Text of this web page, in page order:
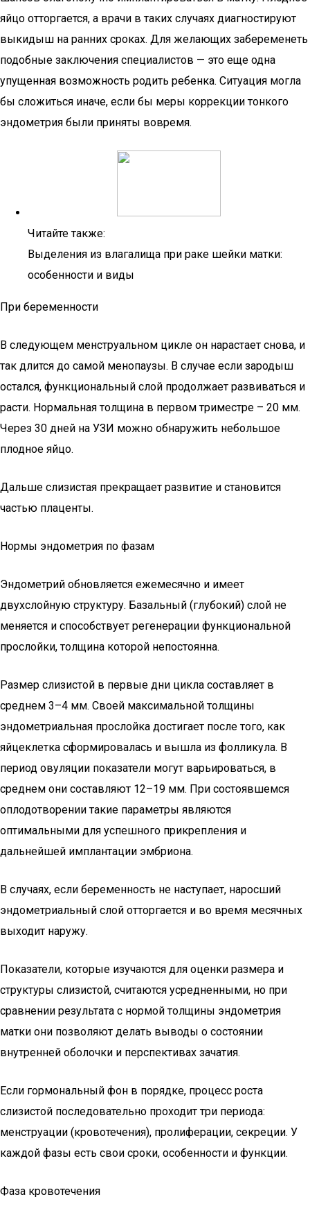
яйцо отторгается, а врачи в таких случаях диагностируют
выкидыш на ранних сроках. Для желающих забеременеть
подобные заключения специалистов — это еще одна
упущенная возможность родить ребенка. Ситуация могла
бы сложиться иначе, если бы меры коррекции тонкого
эндометрия были приняты вовремя.
Читайте также:
Выделения из влагалища при раке шейки матки:
особенности и виды
При беременности
В следующем менструальном цикле он нарастает снова, и
так длится до самой менопаузы. В случае если зародыш
остался, функциональный слой продолжает развиваться и
расти. Нормальная толщина в первом триместре – 20 мм.
Через 30 дней на УЗИ можно обнаружить небольшое
плодное яйцо.
Дальше слизистая прекращает развитие и становится
частью плаценты.
Нормы эндометрия по фазам
Эндометрий обновляется ежемесячно и имеет
двухслойную структуру. Базальный (глубокий) слой не
меняется и способствует регенерации функциональной
прослойки, толщина которой непостоянна.
Размер слизистой в первые дни цикла составляет в
среднем 3–4 мм. Своей максимальной толщины
эндометриальная прослойка достигает после того, как
яйцеклетка сформировалась и вышла из фолликула. В
период овуляции показатели могут варьироваться, в
среднем они составляют 12–19 мм. При состоявшемся
оплодотворении такие параметры являются
оптимальными для успешного прикрепления и
дальнейшей имплантации эмбриона.
В случаях, если беременность не наступает, наросший
эндометриальный слой отторгается и во время месячных
выходит наружу.
Показатели, которые изучаются для оценки размера и
структуры слизистой, считаются усредненными, но при
сравнении результата с нормой толщины эндометрия
матки они позволяют делать выводы о состоянии
внутренней оболочки и перспективах зачатия.
Если гормональный фон в порядке, процесс роста
слизистой последовательно проходит три периода:
менструации (кровотечения), пролиферации, секреции. У
каждой фазы есть свои сроки, особенности и функции.
Фаза кровотечения